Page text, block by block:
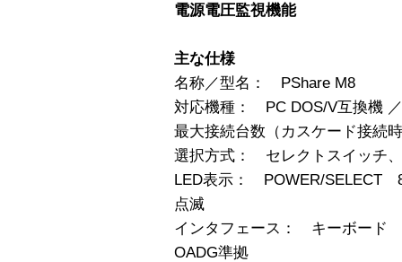
電源電圧監視機能
主な仕様
名称／型名： PShare M8
対応機種： PC DOS/V互換機
最大接続台数（カスケード接続
選択方式： セレクトスイッチ
LED表示： POWER/SELECT
点滅
インタフェース： キーボード
OADG準拠